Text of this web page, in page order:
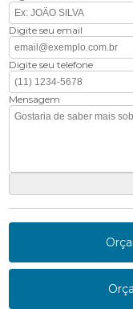
Digite seu email
Digite seu telefone
Mensagem